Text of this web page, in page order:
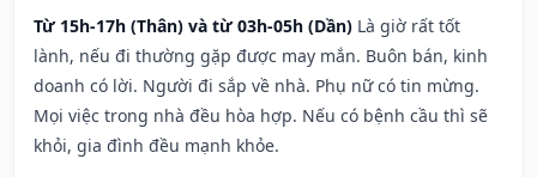
Từ 15h-17h (Thân) và từ 03h-05h (Dần) Là giờ rất tốt
lành, nếu đi thường gặp được may mắn. Buôn bán, kinh
doanh có lời. Người đi sắp về nhà. Phụ nữ có tin mừng.
Mọi việc trong nhà đều hòa hợp. Nếu có bệnh cầu thì sẽ
khỏi, gia đình đều mạnh khỏe.